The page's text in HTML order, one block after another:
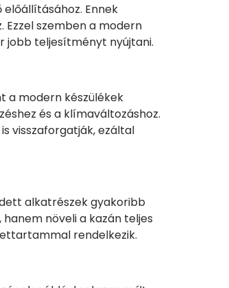
Ennek
szemben a modern
jobb teljesítményt nyújtani.
a modern készülékek
és a klímaváltozáshoz.
visszaforgatják, ezáltal
alkatrészek gyakoribb
növeli a kazán teljes
rendelkezik.